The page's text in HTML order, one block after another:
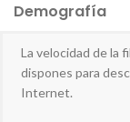
Demografía
La velocidad de la
dispones para
Internet.